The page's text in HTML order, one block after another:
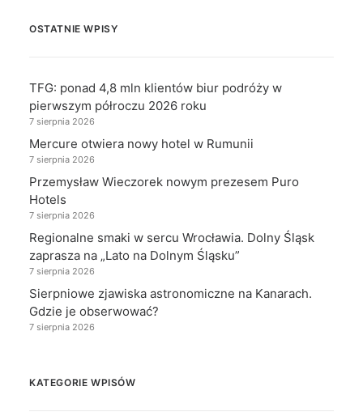
OSTATNIE WPISY
TFG: ponad 4,8 mln klientów biur podróży w
pierwszym półroczu 2026 roku
7 sierpnia 2026
Mercure otwiera nowy hotel w Rumunii
7 sierpnia 2026
Przemysław Wieczorek nowym prezesem Puro
Hotels
7 sierpnia 2026
Regionalne smaki w sercu Wrocławia. Dolny Śląsk
zaprasza na „Lato na Dolnym Śląsku”
7 sierpnia 2026
Sierpniowe zjawiska astronomiczne na Kanarach.
Gdzie je obserwować?
7 sierpnia 2026
KATEGORIE WPISÓW